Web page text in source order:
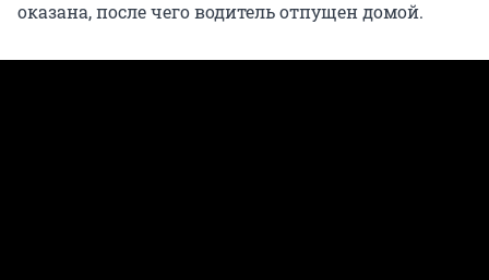
оказана, после чего водитель отпущен домой.